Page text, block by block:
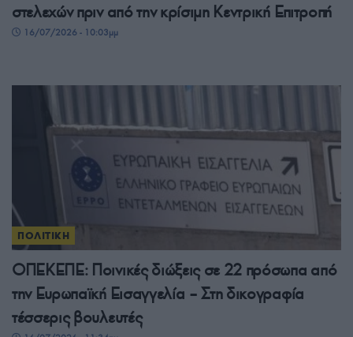
στελεχών πριν από την κρίσιμη Κεντρική Επιτροπή
16/07/2026 - 10:03μμ
ΠΟΛΙΤΙΚΗ
ΟΠΕΚΕΠΕ: Ποινικές διώξεις σε 22 πρόσωπα από
την Ευρωπαϊκή Εισαγγελία – Στη δικογραφία
τέσσερις βουλευτές